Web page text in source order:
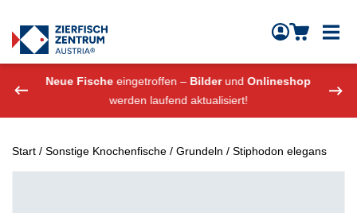
Zierfisch Aquarium Austria
Neue Fische eingetroffen – BilderundOnlineshop
werden laufend aktualisiert!
Start / Sonstige Knochenfische / Grundeln / Stiphodon elegans